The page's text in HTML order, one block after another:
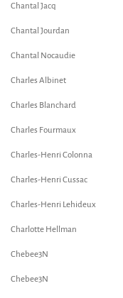
Chantal Jacq
Chantal Jourdan
Chantal Nocaudie
Charles Albinet
Charles Blanchard
Charles Fourmaux
Charles-Henri Colonna
Charles-Henri Cussac
Charles-Henri Lehideux
Charlotte Hellman
Chebee3N
Chebee3N